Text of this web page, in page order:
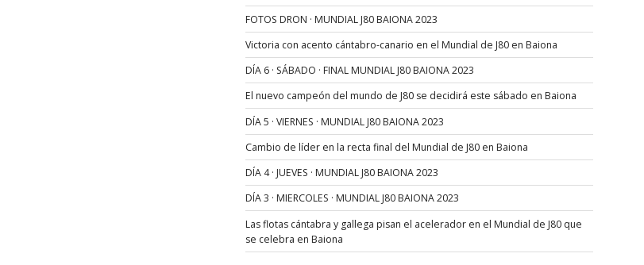
FOTOS DRON · MUNDIAL J80 BAIONA 2023
Victoria con acento cántabro-canario en el Mundial de J80 en Baiona
DÍA 6 · SÁBADO · FINAL MUNDIAL J80 BAIONA 2023
El nuevo campeón del mundo de J80 se decidirá este sábado en Baiona
DÍA 5 · VIERNES · MUNDIAL J80 BAIONA 2023
Cambio de líder en la recta final del Mundial de J80 en Baiona
DÍA 4 · JUEVES · MUNDIAL J80 BAIONA 2023
DÍA 3 · MIERCOLES · MUNDIAL J80 BAIONA 2023
Las flotas cántabra y gallega pisan el acelerador en el Mundial de J80 que
se celebra en Baiona